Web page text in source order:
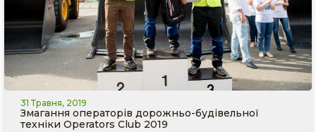
31 Травня, 2019
Змагання операторів дорожньо-будівельної
техніки Operators Club 2019